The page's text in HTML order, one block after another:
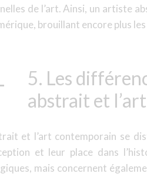
de l’art. Ainsi, un artiste
brouillant encore plus
5. Les
abstrait et
et l’art contemporain se
et leur place dans
mais concernent